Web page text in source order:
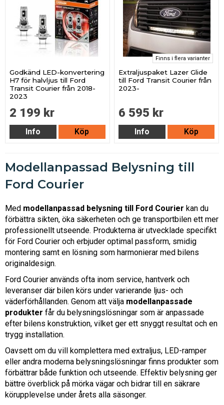
Godkänd LED-konvertering
H7 för halvljus till Ford
Transit Courier från 2018-
2023
2 199 kr
Info Köp
Finns i flera varianter
Extraljuspaket Lazer Glide
till Ford Transit Courier från
2023-
6 595 kr
Info Köp
Modellanpassad Belysning till
Ford Courier
Med modellanpassad belysning till Ford Courier kan du
förbättra sikten, öka säkerheten och ge transportbilen ett mer
professionellt utseende. Produkterna är utvecklade specifikt
för Ford Courier och erbjuder optimal passform, smidig
montering samt en lösning som harmonierar med bilens
originaldesign.
Ford Courier används ofta inom service, hantverk och
leveranser där bilen körs under varierande ljus- och
väderförhållanden. Genom att välja modellanpassade
produkter får du belysningslösningar som är anpassade
efter bilens konstruktion, vilket ger ett snyggt resultat och en
trygg installation.
Oavsett om du vill komplettera med extraljus, LED-ramper
eller andra moderna belysningslösningar finns produkter som
förbättrar både funktion och utseende. Effektiv belysning ger
bättre överblick på mörka vägar och bidrar till en säkrare
körupplevelse under årets alla säsonger.